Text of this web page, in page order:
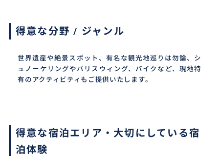
得意な分野 / ジャンル
世界遺産や絶景スポット、有名な観光地巡りは勿論、シ
ュノーケリングやバリスウィング、バイクなど、現地特
有のアクティビティもご提供いたします。
得意な宿泊エリア・大切にしている宿
泊体験